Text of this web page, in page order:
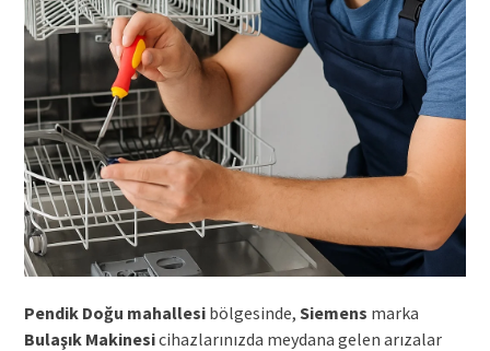
Pendik Doğu mahallesibölgesinde, Siemens marka
Bulaşık Makinesicihazlarınızda meydana gelen arızalar